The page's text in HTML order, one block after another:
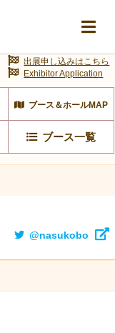
ブース＆ホールMAP
ブース一覧
出展申し込みはこちら
Exhibitor Application
@nasukobo